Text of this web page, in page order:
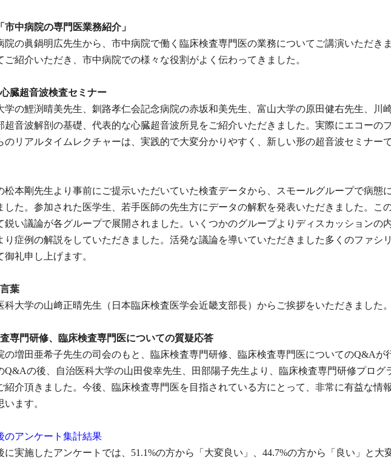
市中病院の専門医業務紹介」
院の眞鍋明広先生から、市中病院で働く臨床検査専門医の業務についてご講演いただき
ご紹介いただき、市中病院での様々な役割がよく伝わってきました。
臓超音波検査セミナー
学の鯉渕晴美先生、釧路孝仁会記念病院の赤坂和美先生、富山大学の原田健右先生、川
超音波解剖の基礎、代表的な心臓超音波所見をご紹介いただきました。実際にエコーの
のリアルタイムレクチャーは、実践的で大変分かりやすく、新しい形の超音波セミナーで
松本剛先生より事前にご提示いただいていた検査データから、スモールグループで病態
した。参加された医学生、若手医師の先生方にデータの解釈を発表いただきました。こ
鋭い議論が各グループで展開されました。いくつかのグループよりディスカッションの
り症例の解説をしていただきました。活発な議論を導いていただきました多くのファシ
御礼申し上げます。
葉
科大学の山﨑正晴先生（日本臨床検査医学会近畿支部長）からご挨拶をいただきました。
専門研修、臨床検査専門医についての質疑応答
の増田亜希子先生の司会のもと、臨床検査専門研修、臨床検査専門医についてのQ&Aが
Q&Aの後、自治医科大学の山田俊幸先生、田部陽子先生より、臨床検査専門研修プログ
紹介頂きました。今後、臨床検査専門医を目指されている方にとって、非常に有益な情
ます。
のアンケート集計結果
に実施したアンケートでは、51.1%の方から「大変良い」、44.7%の方から「良い」と大